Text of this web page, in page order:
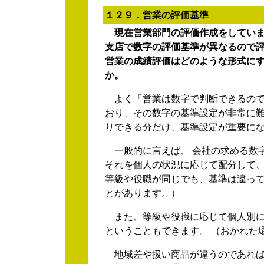
１２９．営業の評価基準
現在営業部門の評価作成をしてい
支店で数字の評価基準が異なるので
営業の成績評価はどのような形式に
か。
よく「営業は数字で判断できるの
おり、その数字の基準設定が非常に
りできる分だけ、基準設定が重要に
一般的に言えば、 会社の求める数
それを個人の状況に応じて配分して
等級や役職が同じでも、基準は違っ
とがあります。）
また、等級や役職に応じて個人別
ということもできます。 （おかれ
地域差や扱い商品が違うのであれ